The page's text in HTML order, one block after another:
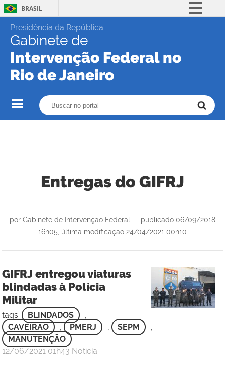
BRASIL
Participe
Legislação
to
content.
Skip
to
navigation
Gabinete de
Intervenção Federal no
Rio de Janeiro
Presidência da República
Entregas do GIFRJ
por Gabinete de Intervenção Federal — publicado 06/09/2018
16h05, última modificação 24/04/2021 00h10
GIFRJ entregou viaturas
blindadas à Polícia
Militar
tags: BLINDADOS
,
CAVEIRÃO
, PMERJ , SEPM
,
MANUTENÇÃO
por
publicado
12/06/2021 01h43 Notícia